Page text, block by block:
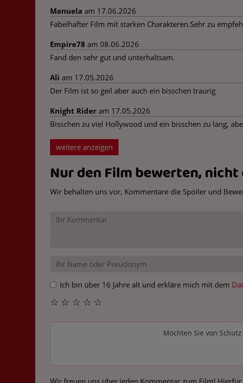
Manuela am 17.06.2026
Fabelhafter Film mit starken Charakteren.Sehr zu
Empire78 am 08.06.2026
Fand den sehr gut und unterhaltsam.
Ali am 17.05.2026
Der Film ist so geil aber auch ein bisschen traurig
Knight Rider am 17.05.2026
Bisschen zu viel Hollywood und ein bisschen zu lang,
weitere anzeigen
Nur den Film bewerten, nicht
Wir behalten uns vor, Kommentare die Spoiler und
Ich bin über 16 Jahre alt und erkläre mich mit dem
☆
☆
☆
☆
☆
Möchten Sie von